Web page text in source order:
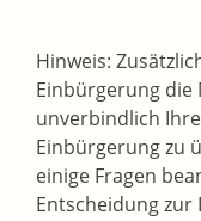
Hinweis:
Einbürgerung die
unverbindlich
Einbürgerung zu
einige Fragen
Entscheidung